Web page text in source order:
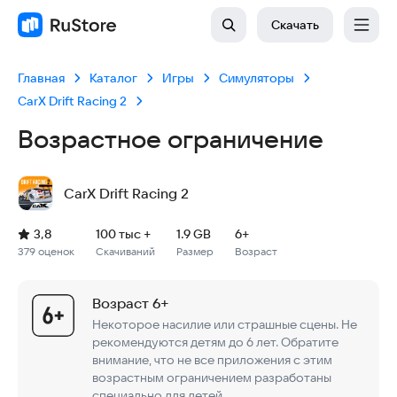
Скачать
Главная Каталог Игры
Симуляторы
CarX Drift Racing 2
Возрастное ограничение
CarX Drift Racing 2
Рейтинг: 3,8, 379 оценок
Скачиваний: 100 тыс +
Размер файла: 1.9 GB
Возрастное ограничение: 1.9 GB
379 оценок
3,8
Скачиваний
100 тыс +
Размер
1.9 GB
Возраст
6+
Возраст 6+
Некоторое насилие или страшные сцены. Не
рекомендуются детям до 6 лет. Обратите
внимание, что не все приложения с этим
возрастным ограничением разработаны